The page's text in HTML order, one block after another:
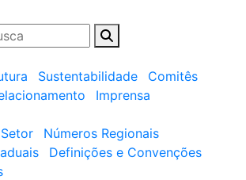
Sustentabilidade
Comitês
Imprensa
Números Regionais
Definições e Convenções